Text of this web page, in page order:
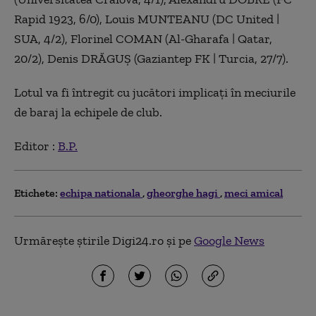
Rapid 1923, 6/0), Louis MUNTEANU (DC United |
SUA, 4/2), Florinel COMAN (Al-Gharafa | Qatar,
20/2), Denis DRĂGUŞ (Gaziantep FK | Turcia, 27/7).
Lotul va fi întregit cu jucători implicaţi în meciurile
de baraj la echipele de club.
Editor : B.P.
Etichete: echipa nationala gheorghe hagi meci amical
Urmărește știrile Digi24.ro și peGoogle News